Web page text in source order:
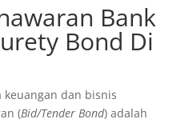
Bank
Bond Di
dan bisnis
(Bid/Tender Bond) adalah